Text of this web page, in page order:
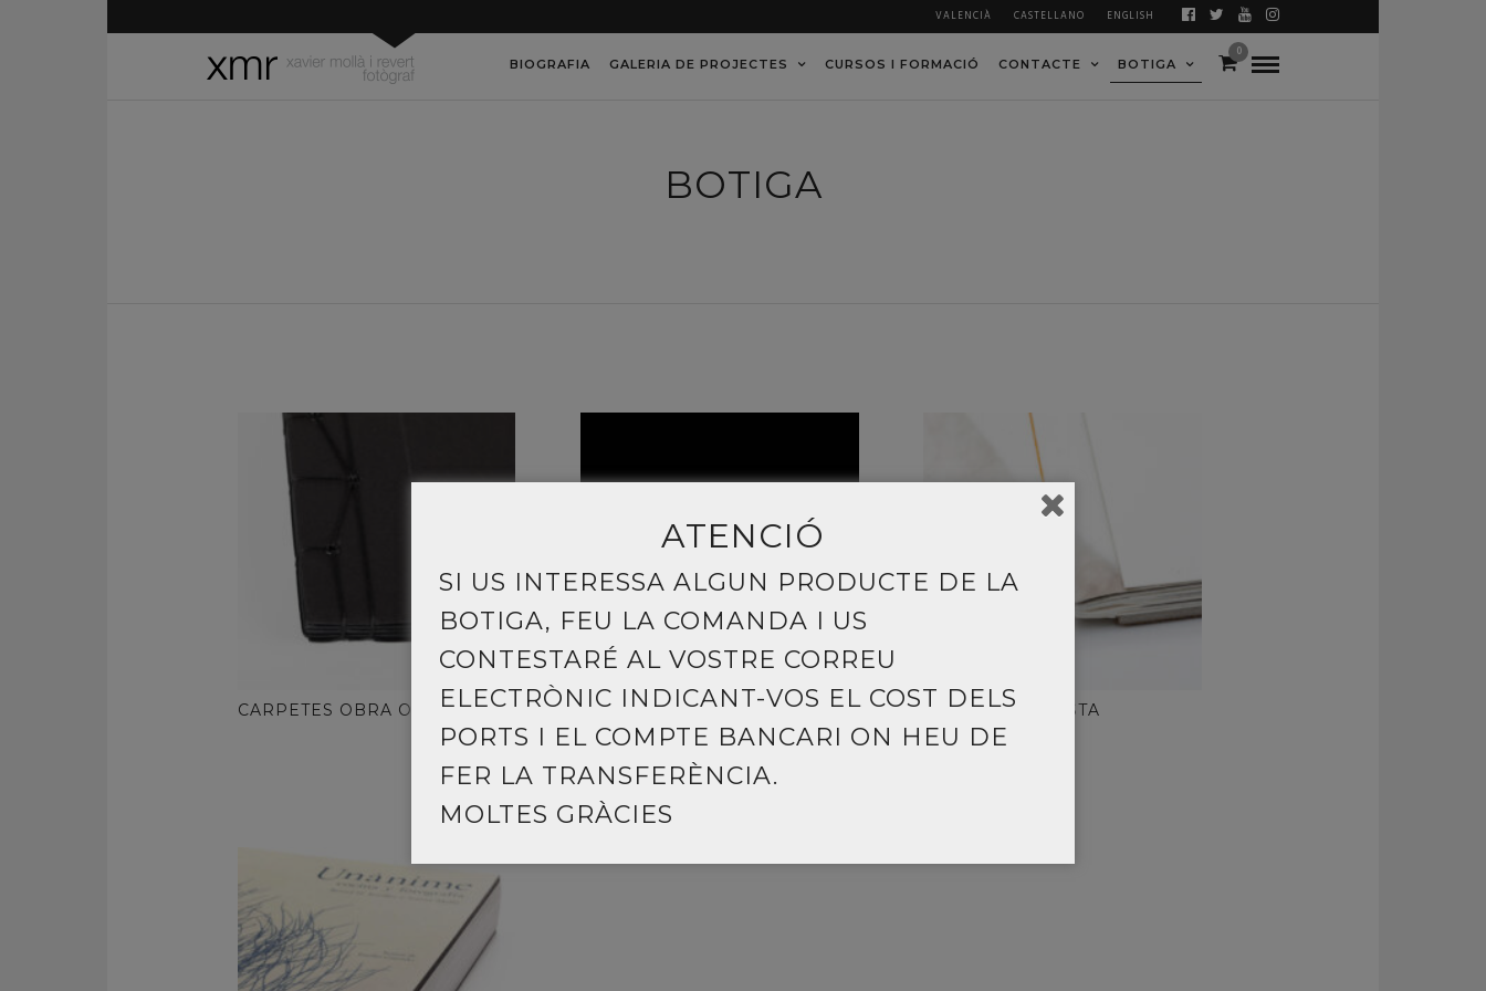
VALENCIÀ CASTELLANO ENGLISH
BIOGRAFIA GALERIA DE PROJECTES CURSOS I FORMACIÓ CONTACTE BOTIGA
0
BOTIGA
CARPETES OBRA ORIGINAL EDITORIAL LLIBRES D'ARTISTA
ATENCIÓ
SI US INTERESSA ALGUN PRODUCTE DE LA
BOTIGA, FEU LA COMANDA I US
CONTESTARÉ AL VOSTRE CORREU
ELECTRÒNIC INDICANT-VOS EL COST DELS
PORTS I EL COMPTE BANCARI ON HEU DE
FER LA TRANSFERÈNCIA.
MOLTES GRÀCIES